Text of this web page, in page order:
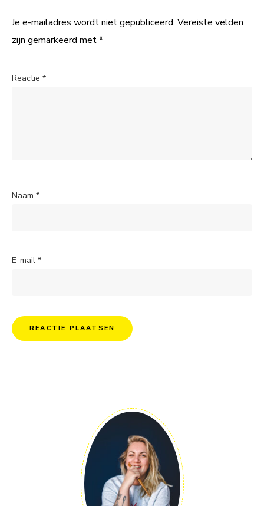
Je e-mailadres wordt niet gepubliceerd. Vereiste velden
zijn gemarkeerd met*
Reactie *
Naam *
E-mail *